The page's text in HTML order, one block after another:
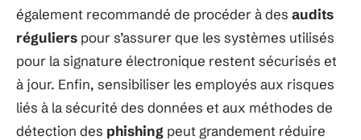
également recommandé de procéder à des audits
réguliers pour s’assurer que les systèmes utilisés
pour la signature électronique restent sécurisés et
à jour. Enfin, sensibiliser les employés aux risques
liés à la sécurité des données et aux méthodes de
détection des phishing peut grandement réduire